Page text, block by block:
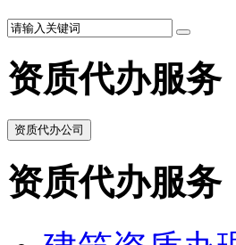
资质代办服务
资质代办公司
资质代办服务